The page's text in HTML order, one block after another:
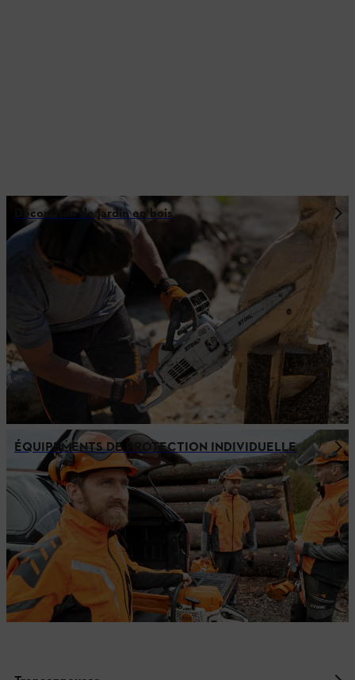
Décoration de jardin en bois
ÉQUIPEMENTS DE PROTECTION INDIVIDUELLE